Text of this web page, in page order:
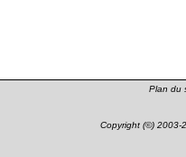
Plan du
Copyright (©) 2003-